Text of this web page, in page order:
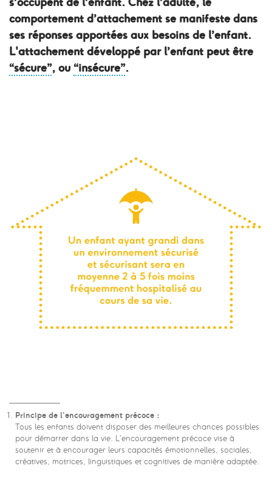
comportement d’attachement se manifeste dans
ses réponses apportées aux besoins de l’enfant.
L'attachement développé par l’enfant peut être
“sécure”, ou “insécure”.
Principe de l'encouragement précoce :
Tous les enfants doivent disposer des meilleures chances possibles
pour démarrer dans la vie. L’encouragement précoce vise à
soutenir et à encourager leurs capacités émotionnelles, sociales,
créatives, motrices, linguistiques et cognitives de manière adaptée.